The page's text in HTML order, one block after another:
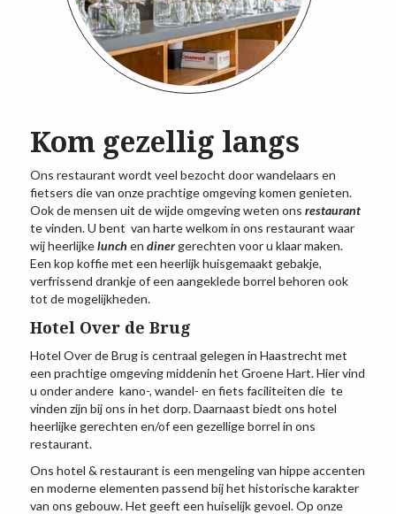
Kom gezellig langs
Ons restaurant wordt veel bezocht door wandelaars en
fietsers die van onze prachtige omgeving komen genieten.
Ook de mensen uit de wijde omgeving weten ons restaurant
te vinden. U bent van harte welkom in ons restaurant waar
wij heerlijkelunch en diner gerechten voor u klaar maken.
Een kop koffie met een heerlijk huisgemaakt gebakje,
verfrissend drankje of een aangeklede borrel behoren ook
tot de mogelijkheden.
Hotel Over de Brug
Hotel Over de Brug is centraal gelegen in Haastrecht met
een prachtige omgeving middenin het Groene Hart. Hier vind
u onder andere kano-, wandel- en fiets faciliteiten die te
vinden zijn bij ons in het dorp. Daarnaast biedt ons hotel
heerlijke gerechten en/of een gezellige borrel in ons
restaurant.
Ons hotel & restaurant is een mengeling van hippe accenten
en moderne elementen passend bij het historische karakter
van ons gebouw. Het geeft een huiselijk gevoel. Op onze